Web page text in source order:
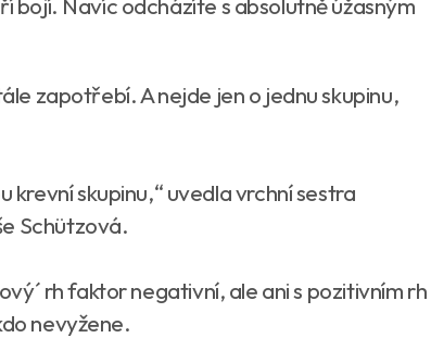
zapotřebí. A nejde jen o jednu skupinu,
skupinu,“ uvedla vrchní sestra
Schützová.
rh faktor negativní, ale ani s pozitivním rh
nevyžene.